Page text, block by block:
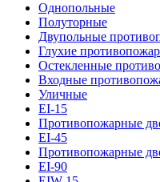
Однопольные
Полуторные
Двупольные
Глухие
Остекленные
Входные
Уличные
EI-15
Противопожарные
EI-45
Противопожарные
EI-90